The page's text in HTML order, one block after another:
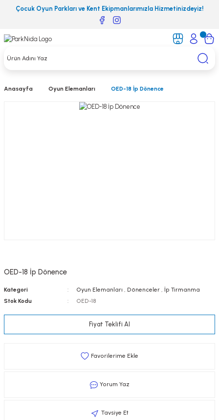
Çocuk Oyun Parkları ve Kent Ekipmanlarımızla Hizmetinizdeyiz!
Anasayfa Oyun Elemanları OED-18 İp Dönence
OED-18 İp Dönence
Kategori Oyun Elemanları Dönenceler
İp Tırmanma
Stok Kodu
OED-18
Fiyat Teklifi Al
Yorum Yaz
Tavsiye Et